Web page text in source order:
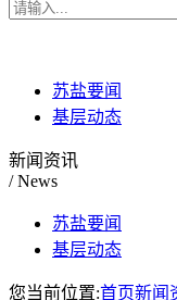
苏盐要闻
基层动态
新闻资讯
/ News
苏盐要闻
基层动态
您当前位置:首页新闻